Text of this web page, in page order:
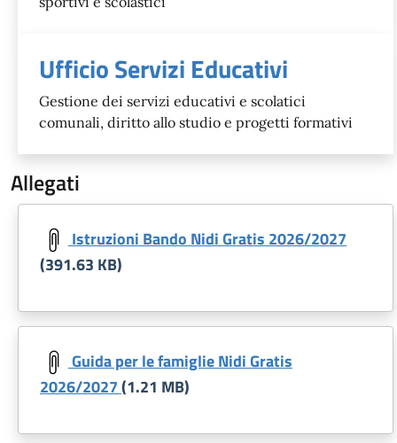
Ufficio Servizi Educativi
Gestione dei servizi educativi e scolatici
comunali, diritto allo studio e progetti formativi
Allegati
Document
Istruzioni Bando Nidi Gratis 2026/2027
(391.63 KB)
Document
Guida per le famiglie Nidi Gratis
2026/2027(1.21 MB)